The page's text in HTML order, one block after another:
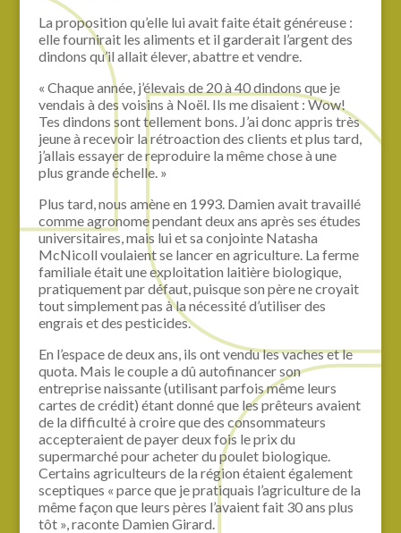
La proposition qu’elle lui avait faite était généreuse :
elle fournirait les aliments et il garderait l’argent des
dindons qu’il allait élever, abattre et vendre.
« Chaque année, j’élevais de 20 à 40 dindons que je
vendais à des voisins à Noël. Ils me disaient : Wow!
Tes dindons sont tellement bons. J’ai donc appris très
jeune à recevoir la rétroaction des clients et plus tard,
j’allais essayer de reproduire la même chose à une
plus grande échelle. »
Plus tard, nous amène en 1993. Damien avait travaillé
comme agronome pendant deux ans après ses études
universitaires, mais lui et sa conjointe Natasha
McNicoll voulaient se lancer en agriculture. La ferme
familiale était une exploitation laitière biologique,
pratiquement par défaut, puisque son père ne croyait
tout simplement pas à la nécessité d’utiliser des
engrais et des pesticides.
En l’espace de deux ans, ils ont vendu les vaches et le
quota. Mais le couple a dû autofinancer son
entreprise naissante (utilisant parfois même leurs
cartes de crédit) étant donné que les prêteurs avaient
de la difficulté à croire que des consommateurs
accepteraient de payer deux fois le prix du
supermarché pour acheter du poulet biologique.
Certains agriculteurs de la région étaient également
sceptiques « parce que je pratiquais l’agriculture de la
même façon que leurs pères l’avaient fait 30 ans plus
tôt », raconte Damien Girard.